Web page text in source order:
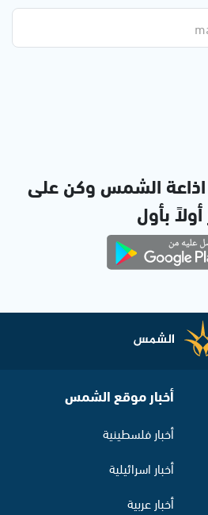
الشمس وكن على
بأول
أخبار موقع الشمس
أخبار فلسطينية
أخبار اسرائيلية
أخبار عربية